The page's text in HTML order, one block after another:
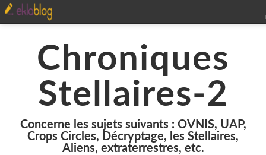
Chroniques
Stellaires-2
Concerne les sujets suivants : OVNIS, UAP,
Crops Circles, Décryptage, les Stellaires,
Aliens, extraterrestres, etc.